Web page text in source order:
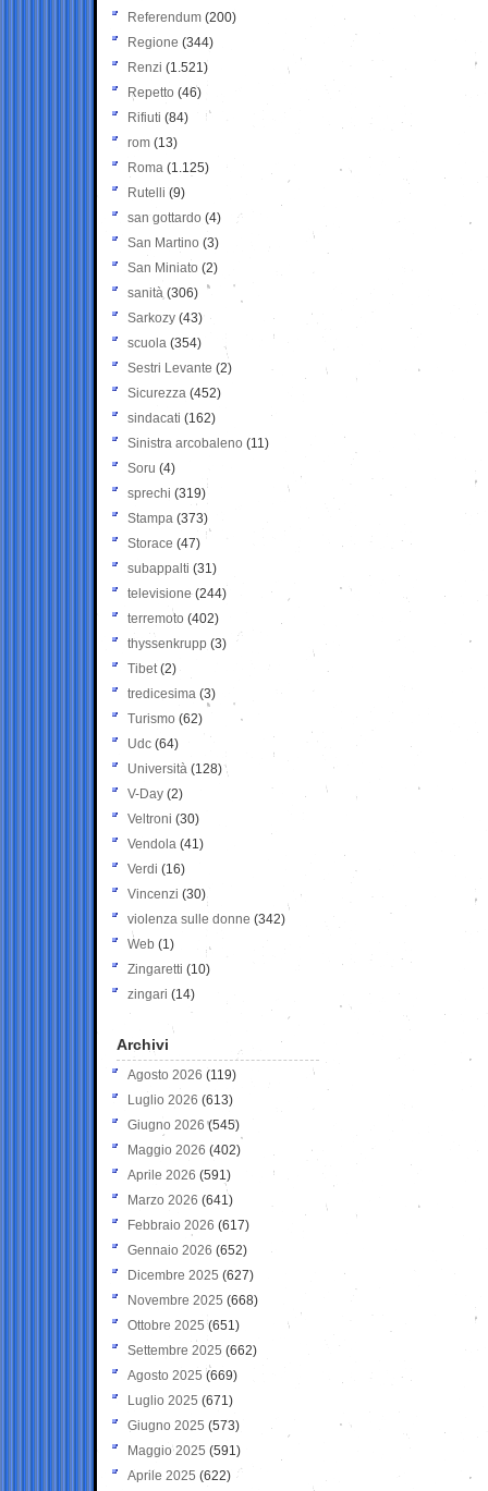
Referendum (200)
Regione (344)
Renzi (1.521)
Repetto (46)
Rifiuti (84)
rom (13)
Roma (1.125)
Rutelli (9)
san gottardo (4)
San Martino (3)
San Miniato (2)
sanità (306)
Sarkozy (43)
scuola (354)
Sestri Levante (2)
Sicurezza (452)
sindacati (162)
Sinistra arcobaleno (11)
Soru (4)
sprechi (319)
Stampa (373)
Storace (47)
subappalti (31)
televisione(244)
terremoto (402)
thyssenkrupp (3)
Tibet(2)
tredicesima (3)
Turismo (62)
Udc (64)
Università (128)
V-Day (2)
Veltroni (30)
Vendola (41)
Verdi (16)
Vincenzi (30)
violenza sulle donne (342)
Web (1)
Zingaretti (10)
zingari (14)
Archivi
Agosto 2026 (119)
Luglio 2026 (613)
Giugno 2026 (545)
Maggio 2026 (402)
Aprile 2026 (591)
Marzo 2026 (641)
Febbraio 2026 (617)
Gennaio 2026 (652)
Dicembre 2025 (627)
Novembre 2025 (668)
Ottobre 2025 (651)
Settembre 2025 (662)
Agosto 2025 (669)
Luglio 2025 (671)
Giugno 2025 (573)
Maggio 2025 (591)
Aprile 2025 (622)